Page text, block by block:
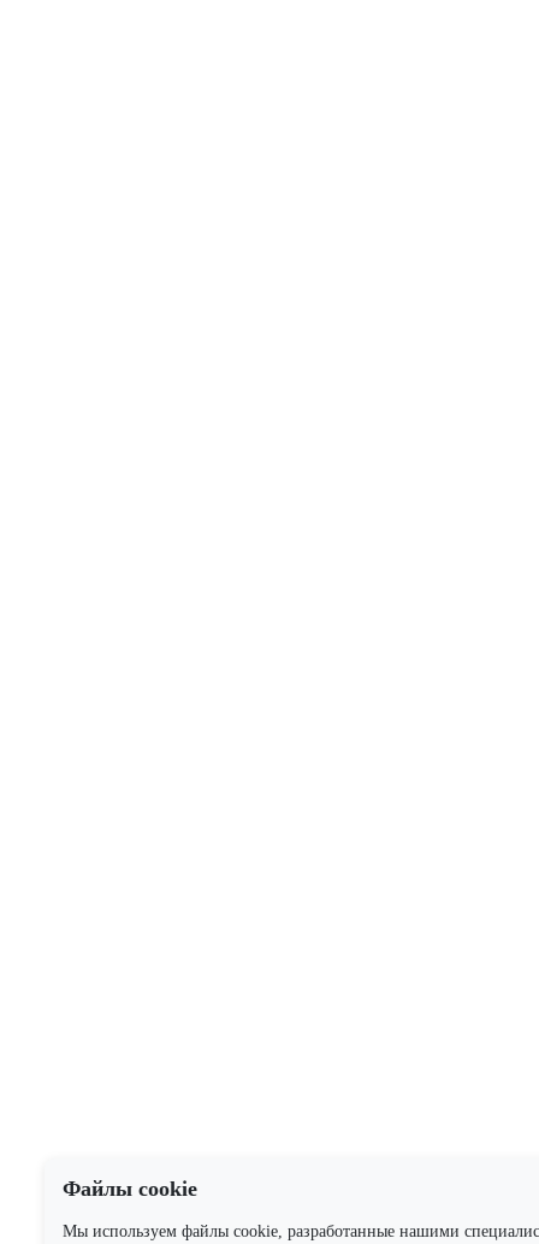
Файлы cookie
Мы используем файлы cookie, разработанные нашими